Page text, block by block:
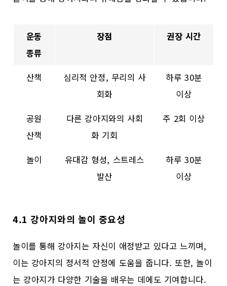
운동
종류
장점 권장 시간
산책
심리적 안정, 무리의 사
회화
하루 30분
이상
공원
산책
다른 강아지와의 사회
화 기회
주 2회 이상
놀이
유대감 형성, 스트레스
발산
하루 30분
이상
4.1 강아지와의 놀이 중요성
놀이를 통해 강아지는 자신이 애정받고 있다고 느끼며,
이는 강아지의 정서적 안정에 도움을 줍니다. 또한, 놀이
는 강아지가 다양한 기술을 배우는 데에도 기여합니다.